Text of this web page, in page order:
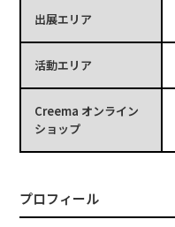
出展エリア
活動エリア
Creema オンライン
ショップ
プロフィール